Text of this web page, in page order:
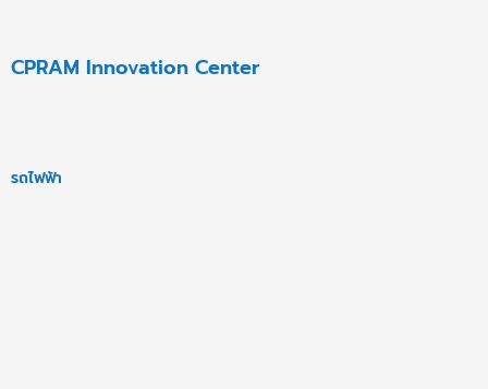
CPRAM Innovation Center
รถไฟฟ้า